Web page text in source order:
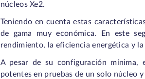
núcleos Xe2.
Teniendo en cuenta estas
de gama muy económica. En este
rendimiento, la eficiencia energética y
A pesar de su configuración mínima,
potentes en pruebas de un solo núcleo